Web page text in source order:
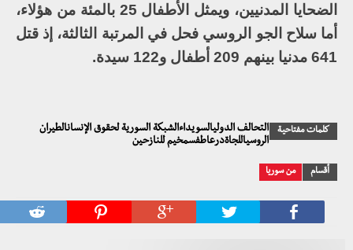
الضحايا المدنيين، ويمثل الأطفال 25 بالمئة من هؤلاء،
أما سلاح الجو الروسي فحل في المرتبة الثالثة، إذ قتل
641 مدنيا بينهم 209 أطفال و122 سيدة.
كلمات مفتاحية
التحالف الدوليالسويداءالشبكة السورية لحقوق الإنسانالطيران
الروسياللجاةدرعاطفسمخيم للنازحين
أقسام من سوريا